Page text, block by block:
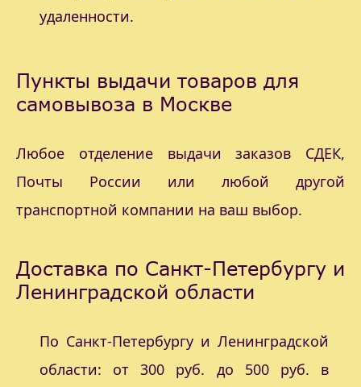
удаленности.
Пункты выдачи товаров для
самовывоза в Москве
Любое отделение выдачи заказов СДЕК,
Почты России или любой другой
транспортной компании на ваш выбор.
Доставка по Санкт-Петербургу и
Ленинградской области
По Санкт-Петербургу и Ленинградской
области: от 300 руб. до 500 руб. в